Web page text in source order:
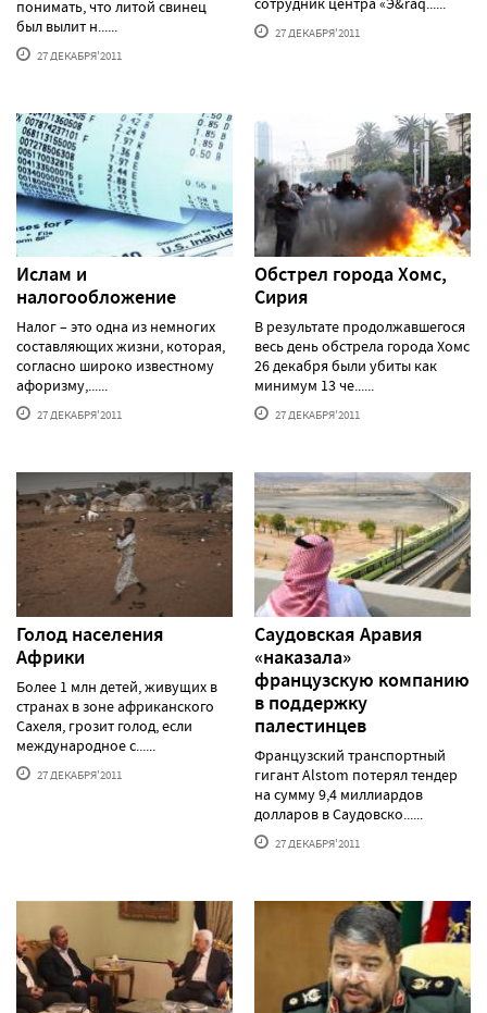
понимать, что литой свинец
был вылит н......
27 ДЕКАБРЯ'2011
27 ДЕКАБРЯ'2011
Ислам и
налогообложение
Налог – это одна из немногих
составляющих жизни, которая,
согласно широко известному
афоризму,......
27 ДЕКАБРЯ'2011
Обстрел города Хомс,
Сирия
В результате продолжавшегося
весь день обстрела города Хомс
26 декабря были убиты как
минимум 13 че......
27 ДЕКАБРЯ'2011
Голод населения
Африки
Более 1 млн детей, живущих в
странах в зоне африканского
Сахеля, грозит голод, если
международное с......
27 ДЕКАБРЯ'2011
Саудовская Аравия
«наказала»
французскую компанию
в поддержку
палестинцев
Французский транспортный
гигант Alstom потерял тендер
на сумму 9,4 миллиардов
долларов в Саудовско......
27 ДЕКАБРЯ'2011